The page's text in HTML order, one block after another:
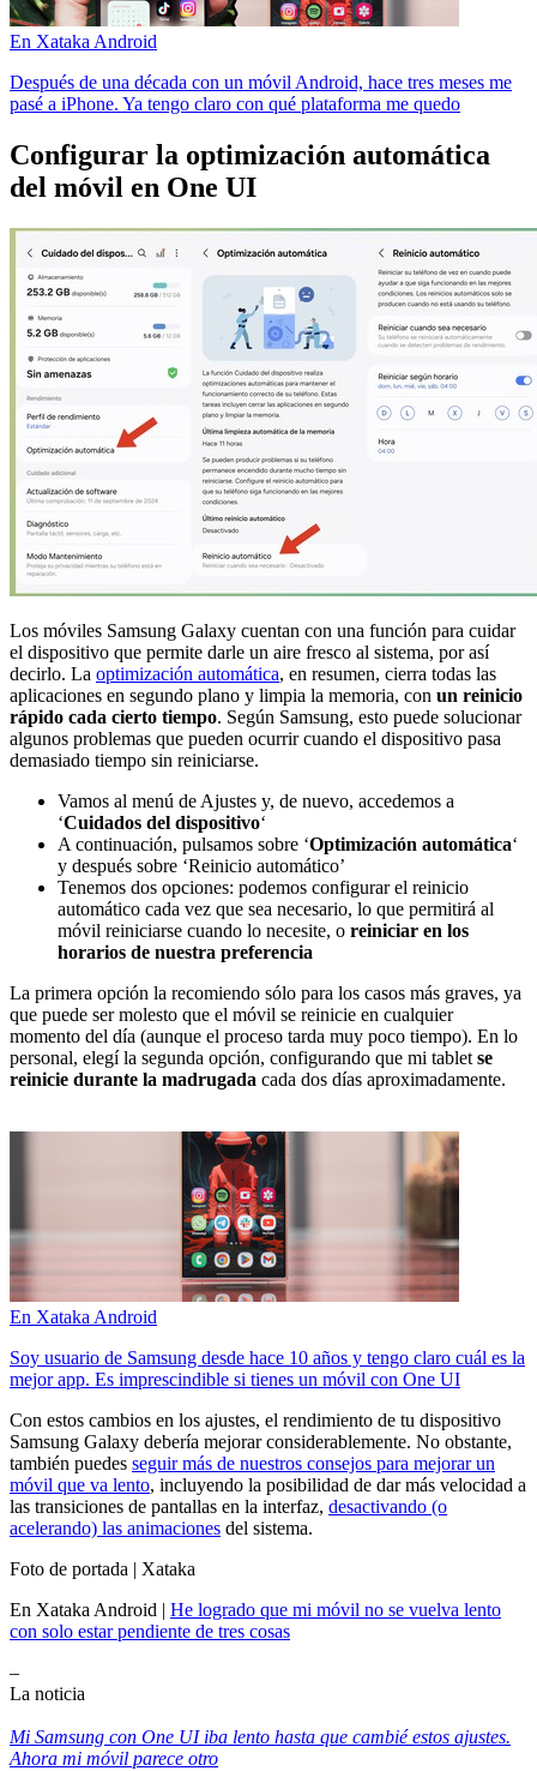
En Xataka Android
Después de una década con un móvil Android, hace tres meses me
pasé a iPhone. Ya tengo claro con qué plataforma me quedo
Configurar la optimización automática
del móvil en One UI
Los móviles Samsung Galaxy cuentan con una función para cuidar
el dispositivo que permite darle un aire fresco al sistema, por así
decirlo. La optimización automática, en resumen, cierra todas las
aplicaciones en segundo plano y limpia la memoria, con un reinicio
rápido cada cierto tiempo. Según Samsung, esto puede solucionar
algunos problemas que pueden ocurrir cuando el dispositivo pasa
demasiado tiempo sin reiniciarse.
Vamos al menú de Ajustes y, de nuevo, accedemos a
‘Cuidados del dispositivo‘
A continuación, pulsamos sobre ‘Optimización automática‘
y después sobre ‘Reinicio automático’
Tenemos dos opciones: podemos configurar el reinicio
automático cada vez que sea necesario, lo que permitirá al
móvil reiniciarse cuando lo necesite, o reiniciar en los
horarios de nuestra preferencia
La primera opción la recomiendo sólo para los casos más graves, ya
que puede ser molesto que el móvil se reinicie en cualquier
momento del día (aunque el proceso tarda muy poco tiempo). En lo
personal, elegí la segunda opción, configurando que mi tablet se
reinicie durante la madrugada cada dos días aproximadamente.
En Xataka Android
Soy usuario de Samsung desde hace 10 años y tengo claro cuál es la
mejor app. Es imprescindible si tienes un móvil con One UI
Con estos cambios en los ajustes, el rendimiento de tu dispositivo
Samsung Galaxy debería mejorar considerablemente. No obstante,
también puedes seguir más de nuestros consejos para mejorar un
móvil que va lento, incluyendo la posibilidad de dar más velocidad a
las transiciones de pantallas en la interfaz, desactivando (o
acelerando) las animaciones del sistema.
Foto de portada | Xataka
En Xataka Android | He logrado que mi móvil no se vuelva lento
con solo estar pendiente de tres cosas
–
La noticia
Mi Samsung con One UI iba lento hasta que cambié estos ajustes.
Ahora mi móvil parece otro